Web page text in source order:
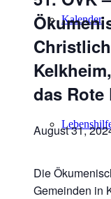
Kalender
das Rote
August 31,
Die
Gemeinden in